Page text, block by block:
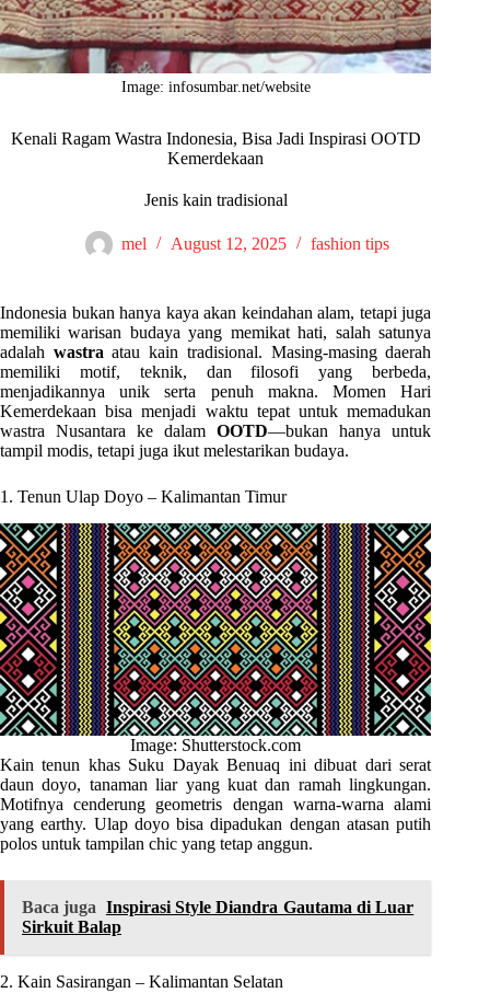
Image: infosumbar.net/website
Kenali Ragam Wastra Indonesia, Bisa Jadi Inspirasi OOTD
Kemerdekaan
Jenis kain tradisional
mel August 12, 2025 fashion tips
Indonesia bukan hanya kaya akan keindahan alam, tetapi juga
memiliki warisan budaya yang memikat hati, salah satunya
adalah wastra atau kain tradisional. Masing-masing daerah
memiliki motif, teknik, dan filosofi yang berbeda,
menjadikannya unik serta penuh makna. Momen Hari
Kemerdekaan bisa menjadi waktu tepat untuk memadukan
wastra Nusantara ke dalamOOTD—bukan hanya untuk
tampil modis, tetapi juga ikut melestarikan budaya.
1. Tenun Ulap Doyo – Kalimantan Timur
Image: Shutterstock.com
Kain tenun khas Suku Dayak Benuaq ini dibuat dari serat
daun doyo, tanaman liar yang kuat dan ramah lingkungan.
Motifnya cenderung geometris dengan warna-warna alami
yang earthy. Ulap doyo bisa dipadukan dengan atasan putih
polos untuk tampilan chic yang tetap anggun.
Baca juga Inspirasi Style Diandra Gautama di Luar
Sirkuit Balap
2. Kain Sasirangan – Kalimantan Selatan